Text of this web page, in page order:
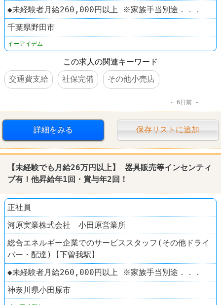
◆未経験者月給260,000円以上 ※家族手当別途．．．
千葉県野田市
イーアイデム
この求人の関連キーワード
交通費支給
社保完備 その他小売店
6日前
詳細をみる 保存リストに追加
【未経験でも月給26万円以上】 器具販売等インセンティ
ブ有！他昇給年1回・賞与年2回！
正社員
河原実業株式会社 小田原営業所
総合エネルギー企業でのサービススタッフ(その他ドライ
バー・配達)【下曽我駅】
◆未経験者月給260,000円以上 ※家族手当別途．．．
神奈川県小田原市